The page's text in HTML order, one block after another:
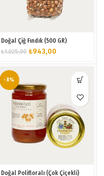
Doğal Çiğ Fındık (500 GR)
₺1.025,00 Orijinal
₺943,00Şu
₺943,00.
-8%
Doğal Polifloralı (Çok Çiçekli)